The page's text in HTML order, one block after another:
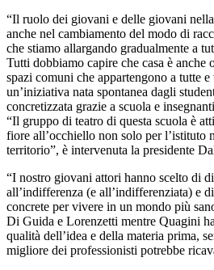
“Il ruolo dei giovani e delle giovani
anche nel cambiamento del modo di
che stiamo allargando gradualmente a
Tutti dobbiamo capire che casa è anche
spazi comuni che appartengono a tutte
un’iniziativa nata spontanea dagli
concretizzata grazie a scuola e
“Il gruppo di teatro di questa scuola è
fiore all’occhiello non solo per l’istituto
territorio”, è intervenuta la presidente
“I nostro giovani attori hanno scelto di
all’indifferenza (e all’indifferenziata) e
concrete per vivere in un mondo più
Di Guida e Lorenzetti mentre Quagini
qualità dell’idea e della materia prima,
migliore dei professionisti potrebbe